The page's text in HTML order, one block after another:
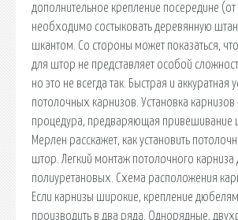
дополнительное крепление посередине
необходимо состыковать деревянную
шкантом. Со стороны может показаться,
для штор не представляет особой
но это не всегда так. Быстрая и аккуратная
потолочных карнизов. Установка
процедура, предваряющая привешивание
Мерлен расскажет, как установить
штор. Легкий монтаж потолочного
полиуретановых. Схема расположения
Если карнизы широкие, крепление
производить в два ряда. Однорядные,